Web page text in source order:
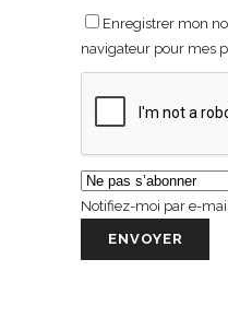
Enregistrer mon
navigateur pour mes
Notifiez-moi par e-